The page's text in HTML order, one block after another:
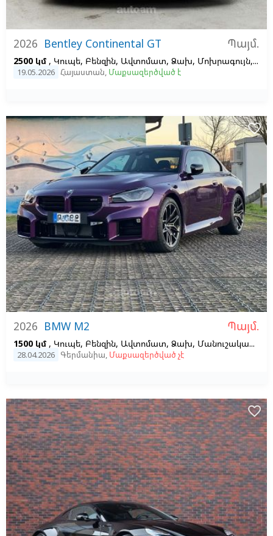
2026 Bentley Continental GT Պայմ.
2500 կմ , Կուպե, Բենզին, Ավտոմատ, Ձախ, Մոխրագույն, Սև
19.05.2026 Հայաստան, Մաքսազերծված է
2026 BMW M2 Պայմ.
1500 կմ , Կուպե, Բենզին, Ավտոմատ, Ձախ, Մանուշակագույն,
28.04.2026 Գերմանիա, Մաքսազերծված չէ
favorite_border
favorite_border